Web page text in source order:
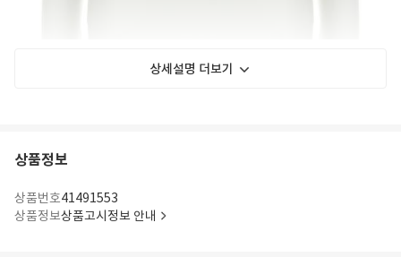
상세설명 더보기
상품정보
상품번호41491553
상품정보상품고시정보 안내